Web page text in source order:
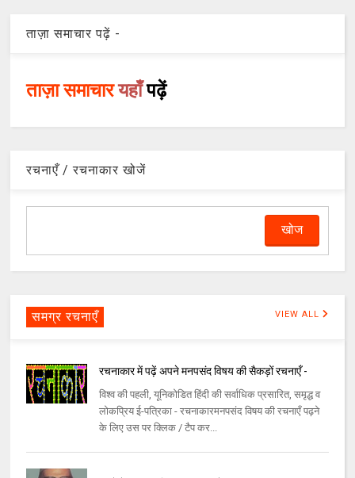
ताज़ा समाचार पढ़ें -
ताज़ा समाचारयहाँपढ़ें
रचनाएँ / रचनाकार खोजें
समग्र रचनाएँ VIEW ALL
रचनाकार में पढ़ें अपने मनपसंद विषय की सैकड़ों रचनाएँ -
विश्व की पहली, यूनिकोडित हिंदी की सर्वाधिक प्रसारित, समृद्ध व
लोकप्रिय ई-पत्रिका - रचनाकारमनपसंद विषय की रचनाएँ पढ़ने
के लिए उस पर क्लिक / टैप कर...